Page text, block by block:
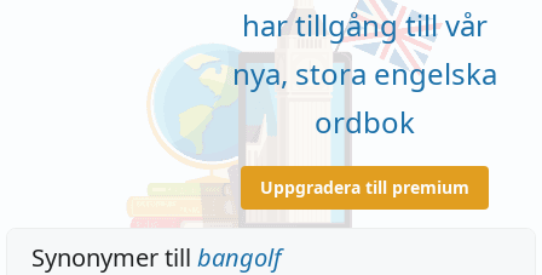
har tillgång till vår
nya, stora engelska
ordbok
Uppgradera till premium
Synonymer till bangolf